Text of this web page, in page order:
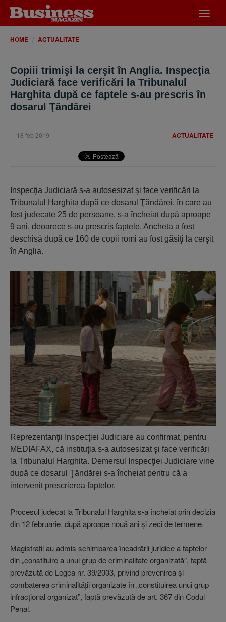
meniu
HOME ACTUALITATE
Copiii trimişi la cerşit în Anglia. Inspecţia
Judiciară face verificări la Tribunalul
Harghita după ce faptele s-au prescris în
dosarul Ţăndărei
ACTUALITATE
18 feb 2019
Inspecţia Judiciară s-a autosesizat şi face verificări la
Tribunalul Harghita după ce dosarul Ţăndărei, în care au
fost judecate 25 de persoane, s-a încheiat după aproape
9 ani, deoarece s-au prescris faptele. Ancheta a fost
deschisă după ce 160 de copii romi au fost găsiţi la cerşit
în Anglia.
Reprezentanţii Inspecţiei Judiciare au confirmat, pentru
MEDIAFAX, că instituţia s-a autosesizat şi face verificări
la Tribunalul Harghita. Demersul Inspecţiei Judiciare vine
după ce dosarul Ţăndărei s-a încheiat pentru că a
intervenit prescrierea faptelor.
Procesul judecat la Tribunalul Harghita s-a încheiat prin decizia
din 12 februarie, după aproape nouă ani şi zeci de termene.
Magistraţii au admis schimbarea încadrării juridice a faptelor
din „constituire a unui grup de criminalitate organizată”, faptă
prevăzută de Legea nr. 39/2003, privind prevenirea şi
combaterea criminalităţii organizate în „constituirea unui grup
infracţional organizat”, faptă prevăzută de art. 367 din Codul
Penal.